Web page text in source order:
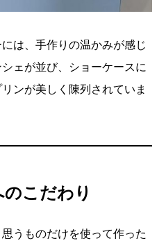
は、手作りの温かみが感じ
ェが並び、ショーケースに
ンが美しく陳列されていま
こだわり
うものだけを使って作った